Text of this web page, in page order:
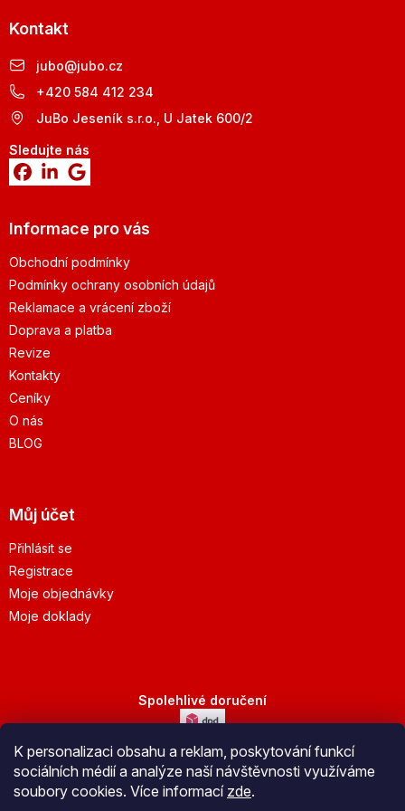
K personalizaci obsahu a reklam, poskytování funkcí
sociálních médií a analýze naší návštěvnosti využíváme
soubory cookies. Více informací zde.
Kontakt
jubo@jubo.cz
+420 584 412 234
JuBo Jeseník s.r.o., U Jatek 600/2
Sledujte nás
Informace pro vás
Obchodní podmínky
Podmínky ochrany osobních údajů
Reklamace a vrácení zboží
Doprava a platba
Revize
Kontakty
Ceníky
O nás
BLOG
Můj účet
Přihlásit se
Registrace
Moje objednávky
Moje doklady
Spolehlivé doručení
Bezpečná platba